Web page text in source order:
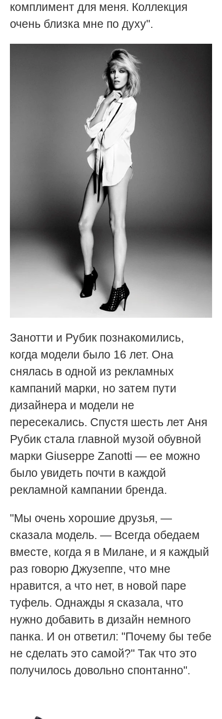
комплимент для меня. Коллекция
очень близка мне по духу".
Занотти и Рубик познакомились,
когда модели было 16 лет. Она
снялась в одной из рекламных
кампаний марки, но затем пути
дизайнера и модели не
пересекались. Спустя шесть лет Аня
Рубик стала главной музой обувной
марки Giuseppe Zanotti — ее можно
было увидеть почти в каждой
рекламной кампании бренда.
"Мы очень хорошие друзья, —
сказала модель. — Всегда обедаем
вместе, когда я в Милане, и я каждый
раз говорю Джузеппе, что мне
нравится, а что нет, в новой паре
туфель. Однажды я сказала, что
нужно добавить в дизайн немного
панка. И он ответил: "Почему бы тебе
не сделать это самой?" Так что это
получилось довольно спонтанно".